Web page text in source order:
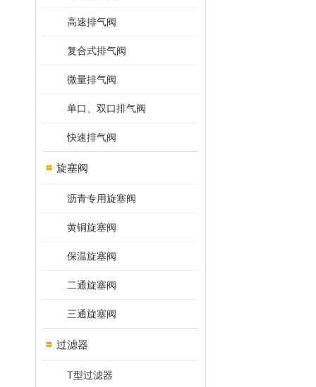
高速排气阀
复合式排气阀
微量排气阀
单口、双口排气阀
快速排气阀
旋塞阀
沥青专用旋塞阀
黄铜旋塞阀
保温旋塞阀
二通旋塞阀
三通旋塞阀
过滤器
T型过滤器